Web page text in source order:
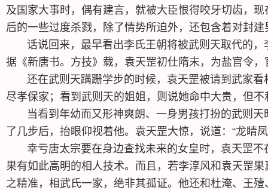
及国家大事时，偶有建言，就被大臣恨得咬牙切齿，
后的一些过度杀戮，除了情势所迫外，还包含着对封
话说回来，最早看出李氏王朝将被武则天取代的，
据《新唐书。方技》载，袁天罡初仕隋末，为盐官令
还在武则天蹒跚学步的时候，袁天罡被请到武家看
尽孝保家；看到武则天的姐姐，则说她命中大贵，但不
当看到年幼而又形神爽朗、一身男孩打扮的武则天
了几步后，抬眼仰视着他。袁天罡大惊，说道：“龙睛
幸亏唐太宗要在身边查找未来的女皇时，袁天罡不
果有如此高明的相人技术。而且，若李淳风和袁天罡
之精准，相武氏一家，绝非其孤证。他还和杜淹、王